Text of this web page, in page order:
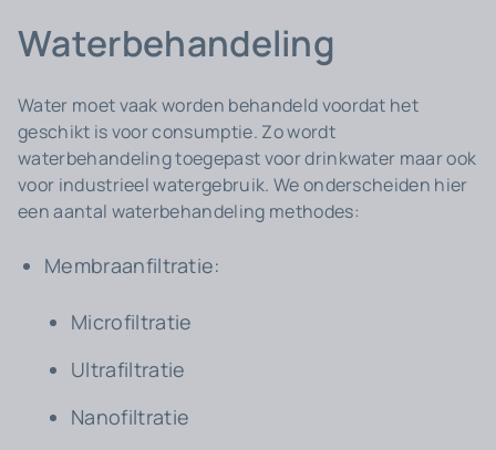
Waterbehandeling
Water moet vaak worden behandeld voordat het
geschikt is voor consumptie. Zo wordt
waterbehandeling toegepast voor drinkwater maar ook
voor industrieel watergebruik. We onderscheiden hier
een aantal waterbehandeling methodes:
Membraanfiltratie:
Microfiltratie
Ultrafiltratie
Nanofiltratie